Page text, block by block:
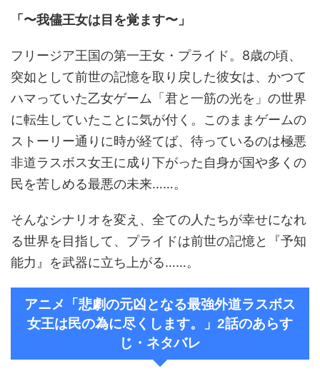
「〜我儘王女は目を覚ます〜」
フリージア王国の第一王女・プライド。8歳の頃、
突如として前世の記憶を取り戻した彼女は、かつて
ハマっていた乙女ゲーム「君と一筋の光を」の世界
に転生していたことに気が付く。このままゲームの
ストーリー通りに時が経てば、待っているのは極悪
非道ラスボス女王に成り下がった自身が国や多くの
民を苦しめる最悪の未来……。
そんなシナリオを変え、全ての人たちが幸せになれ
る世界を目指して、プライドは前世の記憶と『予知
能力』を武器に立ち上がる……。
アニメ「悲劇の元凶となる最強外道ラスボス
女王は民の為に尽くします。」2話のあらす
じ・ネタバレ